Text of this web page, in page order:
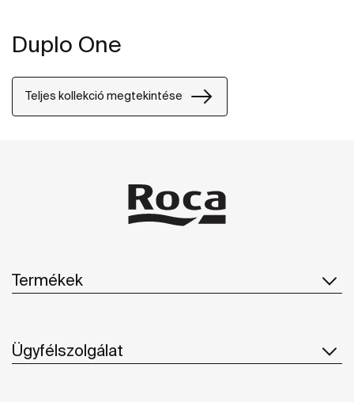
Duplo One
Teljes kollekció megtekintése
Termékek
Ügyfélszolgálat